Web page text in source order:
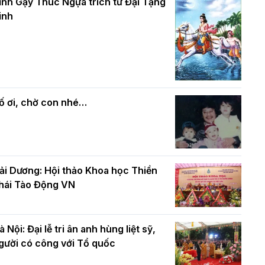
mừng Đại lễ Phật đản PL.2570 –
mùa Phật đản PL.2570
Phật giáo chính tín Phần 7: Luật nhân
quả
ơi, chờ con nhé…
Dương: Hội thảo Khoa học Thiền
Tào Động VN
Nội: Đại lễ tri ân anh hùng liệt sỹ,
có công với Tổ quốc